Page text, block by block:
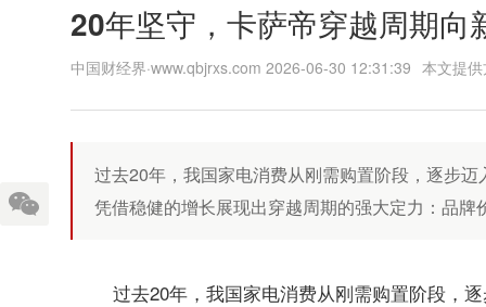
20年坚守，卡萨帝穿越周期向
中国财经界·www.qbjrxs.com 2026-06-30 12:31:39 本文提
过去20年，我国家电消费从刚需购置阶段，逐步
凭借稳健的增长展现出穿越周期的强大定力：品
过去20年，我国家电消费从刚需购置阶段，